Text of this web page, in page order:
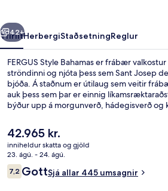
Næsta
42+
YfirlitHerbergiStaðsetningReglur
FERGUS Style Bahamas er frábær
ströndinni og njóta þess sem Sant Josep
bjóða. Á staðnum er útilaug sem veitir
auk þess sem þar er einnig
býður upp á morgunverð, hádegisverð og
bar við sundlaugarbakkann. Aðrir gestir
ánægðir með ástand gististaðarins almennt.
Núverandi
verð
er
42.965 kr.
42.965 kr.
inniheldur skatta og gjöld
23. ágú. - 24. ágú.
Umsagnir
7,27,2 af 10
GottSjá allar 445 umsagnir